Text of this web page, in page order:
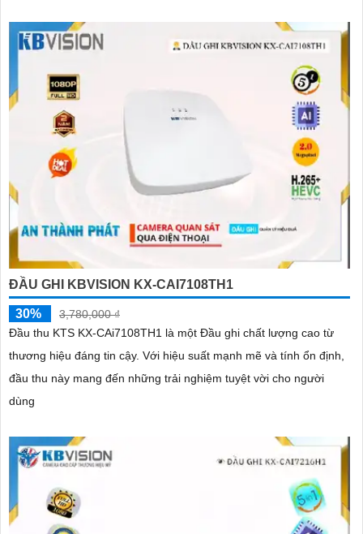
ĐẦU GHI KBVISION KX-CAI7108TH1
30%
3,780,000 ₫
Đầu thu KTS KX-CAi7108TH1 là một Đầu ghi chất lượng cao từ
thương hiệu đáng tin cậy. Với hiệu suất mạnh mẽ và tính ổn định,
đầu thu này mang đến những trải nghiệm tuyệt vời cho người
dùng